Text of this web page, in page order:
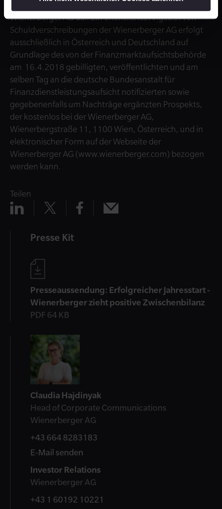
Wienerberger AG dar. Ein öffentliches Angebot von
Schuldverschreibungen der Wienerberger AG erfolgt
ausschließlich in Österreich und Deutschland auf
Grundlage des von der Finanzmarktaufsichtsbehörde
am 16.4.2018 gebilligten, veröffentlichten und am
selben Tag an die deutsche Bundesanstalt für
Finanzdienstleistungsaufsicht notifizierten sowie
gegebenenfalls um Nachträge ergänzten Prospekts,
der kostenlos bei der Wienerberger AG,
Wienerbergstraße 11, 1100 Wien, Österreich, und in
elektronischer Form auf der Webseite der
Wienerberger AG (www.wienerberger.com) bezogen
werden kann.
Teilen
Teilen
linkedin
TeilenTeilen
facebook
Presse Kit
Presseaussendung: Erfolgreicher Jahresstart -
Wienerberger zieht positive Zwischenbilanz
PDF 64 KB
Kontakt
Claudia Hajdinyak
Head of Corporate Communications
Wienerberger AG
+43 664 8283183
E-Mail senden
Investor Relations
Wienerberger AG
+43 1 60192 10221